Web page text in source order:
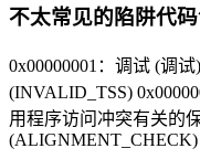
不太常见的陷阱代
0x00000001：调试 (调
(INVALID_TSS)
用程序访问冲突有关的
(ALIGNMENT_CHECK)